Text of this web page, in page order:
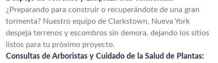
¿Preparando para construir o recuperándote de una gran
tormenta? Nuestro equipo de Clarkstown, Nueva York
despeja terrenos y escombros sin demora, dejando los sitios
listos para tu próximo proyecto.
Consultas de Arboristas y Cuidado de la Salud de Plantas: